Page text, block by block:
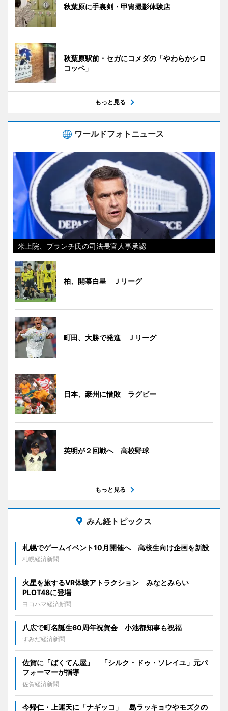
秋葉原に手裏剣・甲冑撮影体験店
秋葉原駅前・セガにコメダの「やわらかシロ
コッペ」
もっと見る
ワールドフォトニュース
米上院、ブランチ氏の司法長官人事承認
柏、開幕白星 Ｊリーグ
町田、大勝で発進 Ｊリーグ
日本、豪州に惜敗 ラグビー
英明が２回戦へ 高校野球
もっと見る
みん経トピックス
札幌でゲームイベント10月開催へ 高校生向け企画を新設
札幌経済新聞
火星を旅するVR体験アトラクション みなとみらい
PLOT48に登場
ヨコハマ経済新聞
八広で町名誕生60周年祝賀会 小池都知事も祝福
すみだ経済新聞
佐賀に「ばくてん屋」 「シルク・ドゥ・ソレイユ」元パ
フォーマーが指導
佐賀経済新聞
今帰仁・上運天に「ナギッコ」 島ラッキョウやモズクの